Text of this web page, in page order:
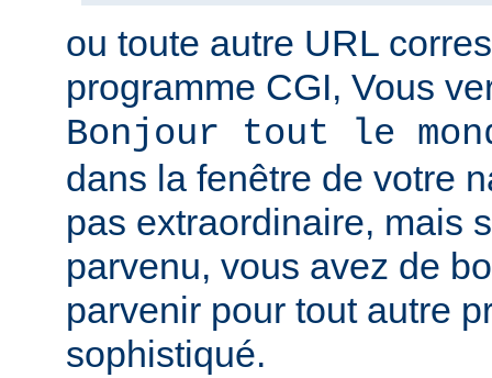
ou toute autre URL
programme CGI, Vous
Bonjour tout le
dans la fenêtre de votre
pas extraordinaire, mais
parvenu, vous avez de
parvenir pour tout autre
sophistiqué.